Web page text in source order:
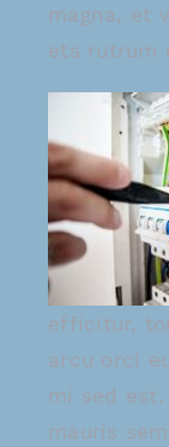
magna, et
ets rutrum
efficitur,
arcu orci
mi sed est.
mauris